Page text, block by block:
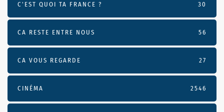
C'EST QUOI TA FRANCE ? 30
CA RESTE ENTRE NOUS 56
CA VOUS REGARDE 27
CINÉMA 2546